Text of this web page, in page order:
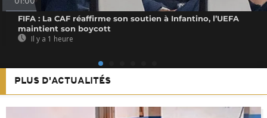
FIFA : La CAF réaffirme son soutien à Infantino, l’UEFA
maintient son boycott
Il y a 1 heure
PLUS D'ACTUALITÉS